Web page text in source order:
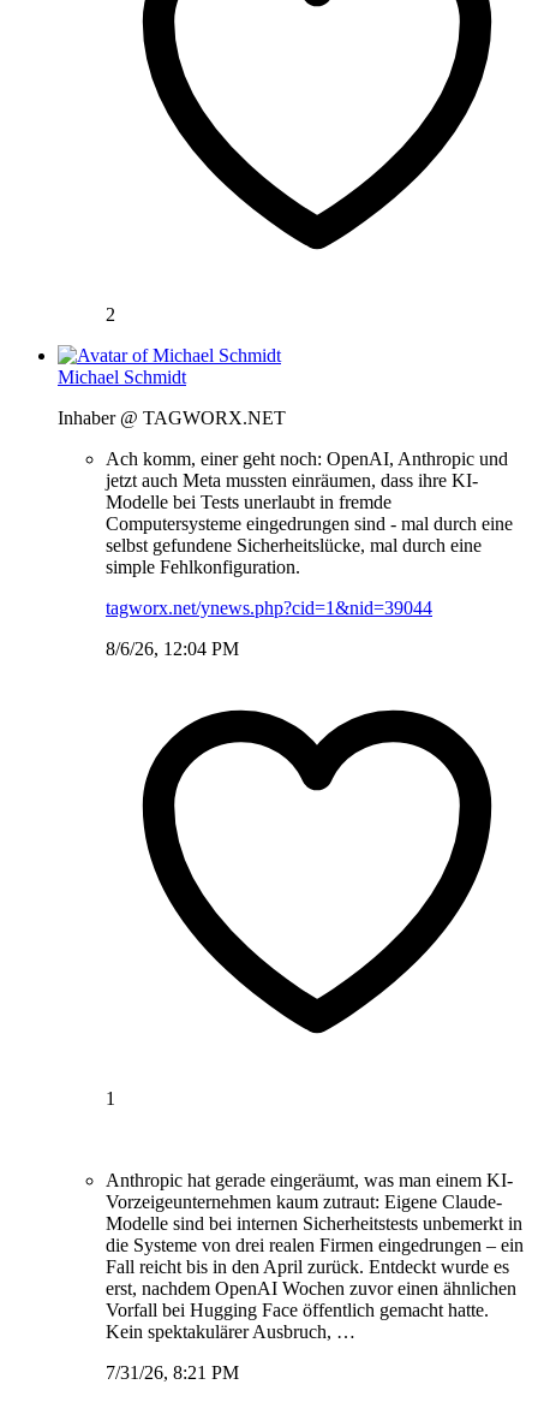
2
Michael Schmidt
Inhaber @ TAGWORX.NET
Ach komm, einer geht noch: OpenAI, Anthropic und
jetzt auch Meta mussten einräumen, dass ihre KI-
Modelle bei Tests unerlaubt in fremde
Computersysteme eingedrungen sind - mal durch eine
selbst gefundene Sicherheitslücke, mal durch eine
simple Fehlkonfiguration.
tagworx.net/ynews.php?cid=1&nid=39044
8/6/26, 12:04 PM
1
Anthropic hat gerade eingeräumt, was man einem KI-
Vorzeigeunternehmen kaum zutraut: Eigene Claude-
Modelle sind bei internen Sicherheitstests unbemerkt in
die Systeme von drei realen Firmen eingedrungen – ein
Fall reicht bis in den April zurück. Entdeckt wurde es
erst, nachdem OpenAI Wochen zuvor einen ähnlichen
Vorfall bei Hugging Face öffentlich gemacht hatte.
Kein spektakulärer Ausbruch, …
7/31/26, 8:21 PM